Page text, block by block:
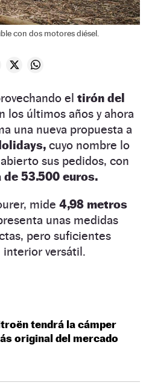
con dos motores diésel.
el tirón del
los últimos años y ahora
una nueva propuesta a
cuyo nombre lo
sus pedidos, con
53.500 euros.
mide 4,98 metros
unas medidas
pero suficientes
interior versátil.
tendrá la cámper
original del mercado